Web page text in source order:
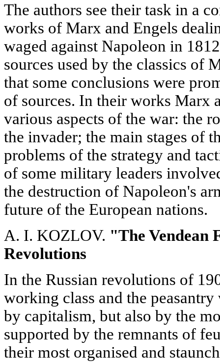
The authors see their task in a
works of Marx and Engels
waged against Napoleon in
sources used by the classics of
that some conclusions were
of sources. In their works Marx
various aspects of the war: the
the invader; the main stages of
problems of the strategy and
of some military leaders
the destruction of Napoleon's
future of the European nations.
A. I. KOZLOV. "The Vendean
Revolutions
In the Russian revolutions of
working class and the
by capitalism, but also by the
supported by the remnants of
their most organised and